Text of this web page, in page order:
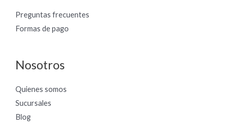
Preguntas frecuentes
Formas de pago
Nosotros
Quienes somos
Sucursales
Blog